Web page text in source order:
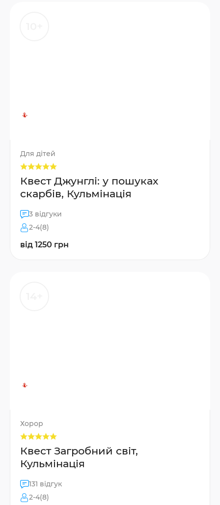
Для дітей
Квест Джунглі: у пошуках
скарбів, Кульмінація
3 відгуки
2-4(8)
від 1250 грн
Хорор
Квест Загробний світ,
Кульмінація
131 відгук
2-4(8)